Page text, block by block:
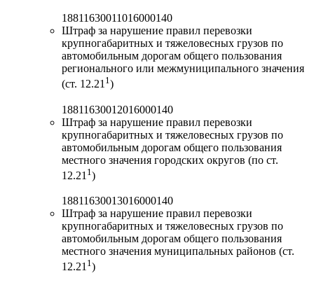
18811630011016000140
Штраф за нарушение правил перевозки
крупногабаритных и тяжеловесных грузов по
автомобильным дорогам общего пользования
регионального или межмуниципального значения
(ст. 12.211)
18811630012016000140
Штраф за нарушение правил перевозки
крупногабаритных и тяжеловесных грузов по
автомобильным дорогам общего пользования
местного значения городских округов (по ст.
12.21 1 )
18811630013016000140
Штраф за нарушение правил перевозки
крупногабаритных и тяжеловесных грузов по
автомобильным дорогам общего пользования
местного значения муниципальных районов (ст.
12.211)